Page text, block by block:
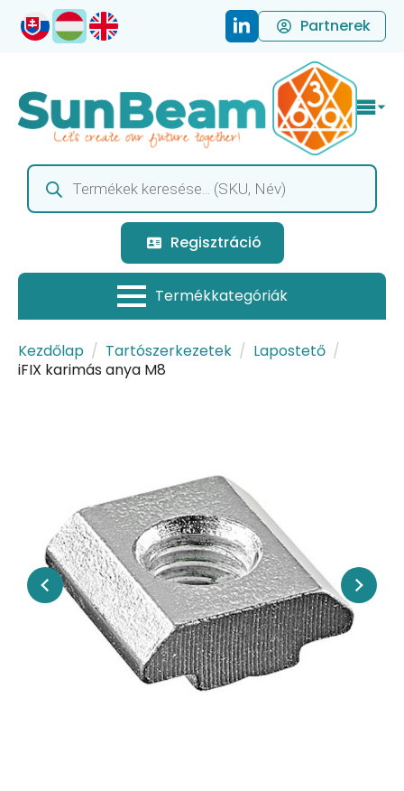
Partnerek
Products
search
Regisztráció
Kezdőlap Tartószerkezetek
Lapostető
iFIX karimás anya M8